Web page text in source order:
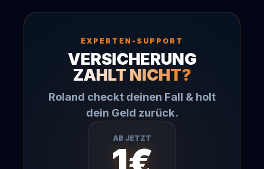
EXPERTEN-SUPPORT
VERSICHERUNG
ZAHLT NICHT?
Roland checkt deinen Fall & holt
dein Geld zurück.
AB JETZT